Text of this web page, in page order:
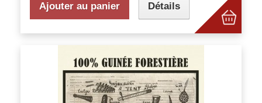
Ajouter au panier Détails